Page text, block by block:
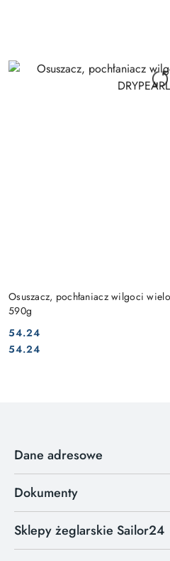
Osuszacz, pochłaniacz wilgoci
590g
Cena:
54.24
Cena:
54.24
Dane adresowe
Dokumenty
Sklepy żeglarskie Sailor24